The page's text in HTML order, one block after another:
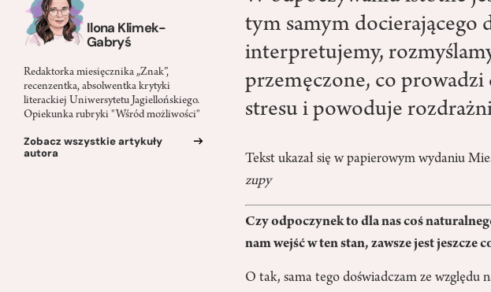
Ilona Klimek-
Gabryś
Redaktorka miesięcznika „Znak”,
recenzentka, absolwentka krytyki
literackiej Uniwersytetu Jagiellońskiego.
Opiekunka rubryki "Wśród możliwości"
Zobacz wszystkie artykuły
autora
tym samym docierającego
interpretujemy,
przemęczone, co
stresu i powoduje
Tekst ukazał się w papierowym wydaniu
zupy
Czy odpoczynek to dla nas coś
nam wejść w ten stan, zawsze jest jeszcze
O tak, sama tego doświadczam ze względu